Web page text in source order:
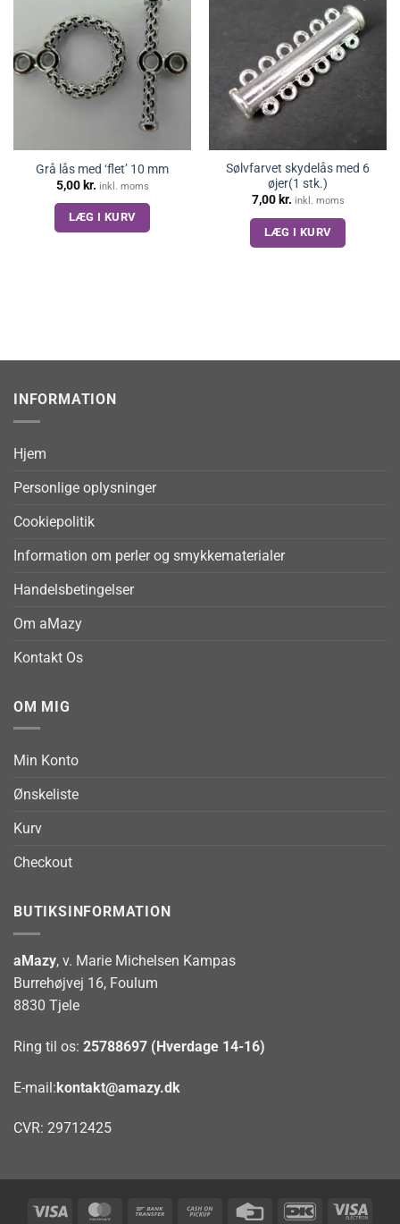
Grå lås med ‘flet’ 10 mm
5,00 kr. inkl. moms
LÆG I KURV
Sølvfarvet skydelås med 6
øjer(1 stk.)
7,00 kr. inkl. moms
LÆG I KURV
INFORMATION
Hjem
Personlige oplysninger
Cookiepolitik
Information om perler og smykkematerialer
Handelsbetingelser
Om aMazy
Kontakt Os
OM MIG
Min Konto
Ønskeliste
Kurv
Checkout
BUTIKSINFORMATION
aMazy, v. Marie Michelsen Kampas
Burrehøjvej 16, Foulum
8830 Tjele
Ring til os: 25788697 (Hverdage 14-16)
E-mail:kontakt@amazy.dk
CVR: 29712425
Visa MasterCardBank
Cash
Credit
DanKort Visa